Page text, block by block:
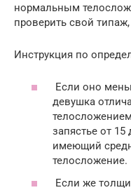
нормальным
проверить свой
Инструкция по
Если оно
девушка
запястье от 15
имеющий
телосложение.
Если же